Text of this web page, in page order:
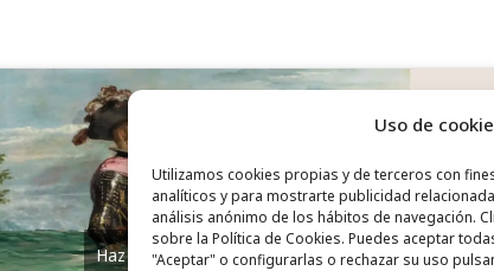
Uso de
Utilizamos cookies propias y de terceros con
analíticos y para mostrarte publicidad
análisis anónimo de los hábitos de navegación.
sobre la Política de Cookies. Puedes aceptar
"Aceptar" o configurarlas o rechazar su uso
Haz clic para aceptar cookies de marketing